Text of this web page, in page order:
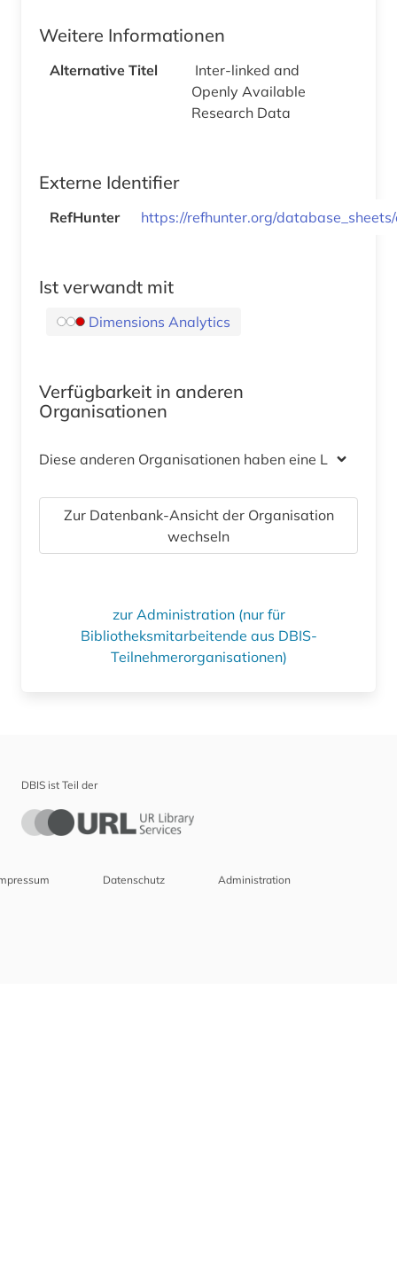
Weitere Informationen
Alternative Titel
Inter-linked and
Openly Available
Research Data
Externe Identifier
RefHunter https://refhunter.org/
Ist verwandt mit
Dimensions Analytics
Verfügbarkeit in anderen
Organisationen
Diese anderen Organisationen haben eine Lizenz
Zur Datenbank-Ansicht der Organisation
wechseln
zur Administration (nur für
Bibliotheksmitarbeitende aus DBIS-
Teilnehmerorganisationen)
DBIS ist Teil der
Datenschutz Administration